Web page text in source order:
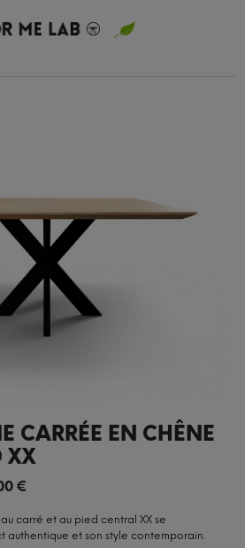
CARRÉE EN CHÊNE
XX
€
carré et au pied central XX se
authentique et son style contemporain.